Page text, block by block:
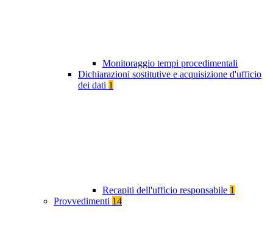
Monitoraggio tempi procedimentali
Dichiarazioni sostitutive e acquisizione d'ufficio
dei dati 1
Recapiti dell'ufficio responsabile 1
Provvedimenti 14